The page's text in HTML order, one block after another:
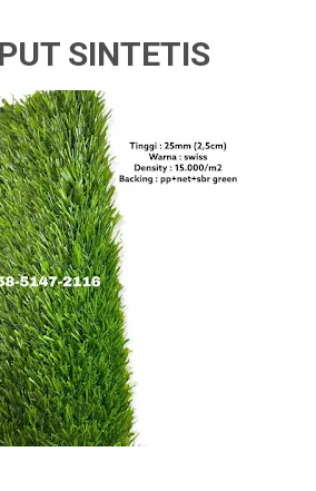
SINTETIS